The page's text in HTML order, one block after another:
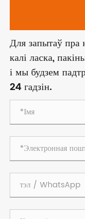
Для запытаў пра
калі ласка,
і мы будзем
24 гадзін.